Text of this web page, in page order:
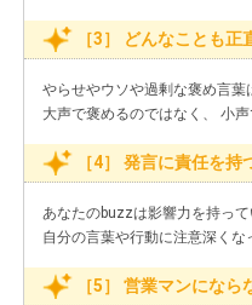
［3］ どんなことも正
やらせやウソや過剰な褒め言葉
大声で褒めるのではなく、 小
［4］ 発言に責任を持
あなたのbuzzは影響力を持っ
自分の言葉や行動に注意深くな
［5］ 営業マンになら